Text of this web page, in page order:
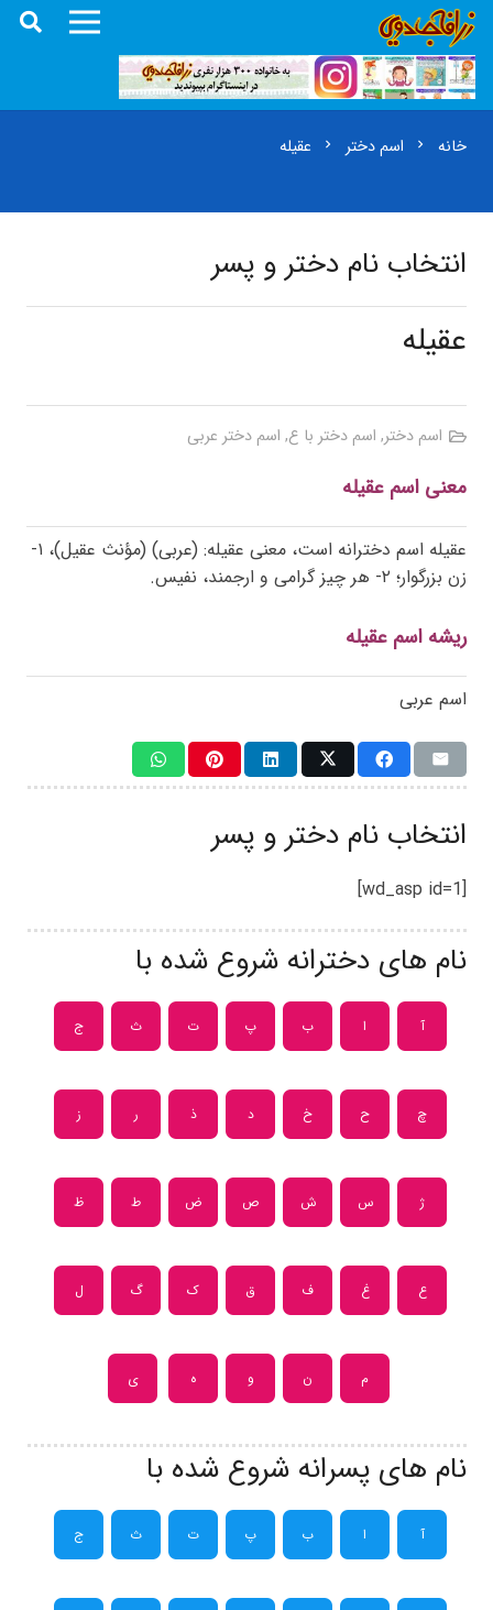
خانه chevron_right اسم دختر chevron_right عقیله
انتخاب نام دختر و پسر
عقیله
اسم دختر, اسم دختر با ع, اسم دختر عربی
معنی اسم عقیله
عقیله اسم دخترانه است، معنی عقیله: (عربی) (مؤنث عقیل)، ۱-
زن بزرگوار؛ ۲- هر چیز گرامی و ارجمند، نفیس.
ریشه اسم عقیله
اسم عربی
انتخاب نام دختر و پسر
[wd_asp id=1]
نام های دخترانه شروع شده با
آ ا ب پ ت ث ج
چ ح خ د ذ ر ز
ژ س ش ص ض ط ظ
ع غ ف ق ک گ ل
م ن و ه ی
نام های پسرانه شروع شده با
آ ا ب پ ت ث ج